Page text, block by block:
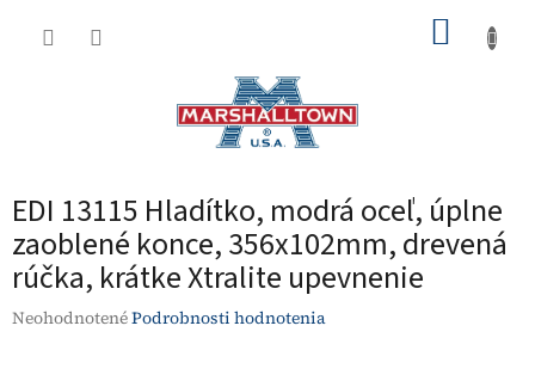
EDI 13115 Hladítko, modrá oceľ, úplne
zaoblené konce, 356x102mm, drevená
rúčka, krátke Xtralite upevnenie
Priemerné
NeohodnotenéPodrobnosti hodnotenia